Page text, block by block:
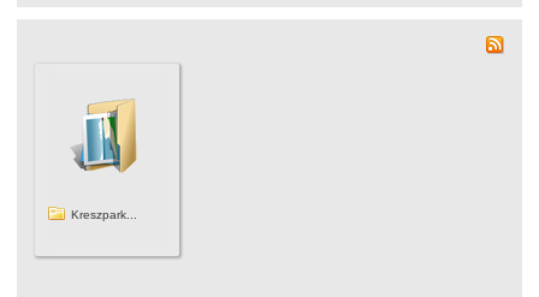
Kreszpark...